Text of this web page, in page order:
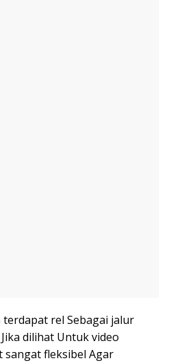
terdapat rel Sebagai jalur
dilihat Untuk video
fleksibel Agar